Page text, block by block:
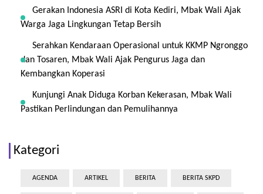
Gerakan Indonesia ASRI di Kota Kediri, Mbak Wali Ajak
Warga Jaga Lingkungan Tetap Bersih
Serahkan Kendaraan Operasional untuk KKMP Ngronggo
dan Tosaren, Mbak Wali Ajak Pengurus Jaga dan
Kembangkan Koperasi
Kunjungi Anak Diduga Korban Kekerasan, Mbak Wali
Pastikan Perlindungan dan Pemulihannya
Kategori
AGENDA ARTIKEL BERITA BERITA SKPD